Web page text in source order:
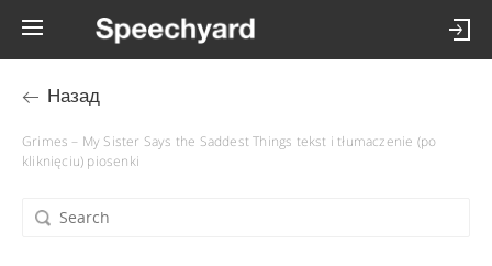
Назад
Grimes – My Sister Says the Saddest Things tekst i tłumaczenie (po
kliknięciu) piosenki